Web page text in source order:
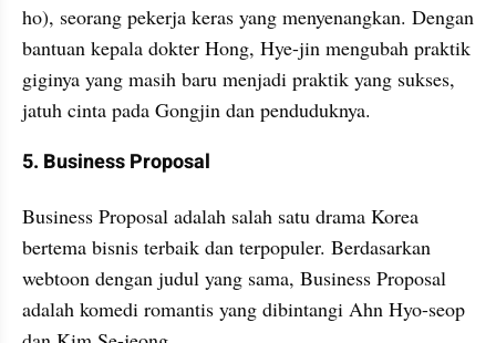
ho), seorang pekerja keras yang menyenangkan. Dengan
bantuan kepala dokter Hong, Hye-jin mengubah praktik
giginya yang masih baru menjadi praktik yang sukses,
jatuh cinta pada Gongjin dan penduduknya.
5. Business Proposal
Business Proposal adalah salah satu drama Korea
bertema bisnis terbaik dan terpopuler. Berdasarkan
webtoon dengan judul yang sama, Business Proposal
adalah komedi romantis yang dibintangi Ahn Hyo-seop